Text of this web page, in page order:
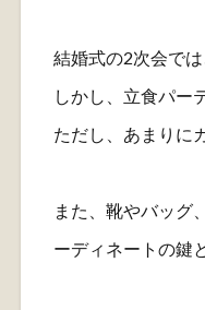
結婚式の2次会で
しかし、立食パー
ただし、あまりに
また、靴やバッグ
ーディネートの鍵